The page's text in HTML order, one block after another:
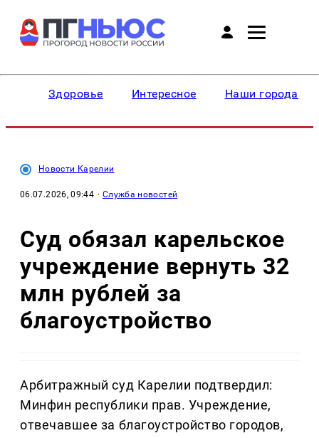
Здоровье Интересное Наши города
Новости Карелии
06.07.2026, 09:44 · Служба новостей
Суд обязал карельское
учреждение вернуть 32
млн рублей за
благоустройство
Арбитражный суд Карелии подтвердил:
Минфин республики прав. Учреждение,
отвечавшее за благоустройство городов,